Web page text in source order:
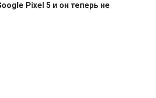
Pixel 5 и он теперь не